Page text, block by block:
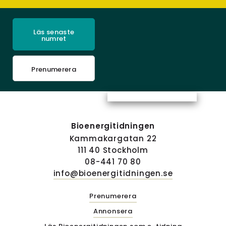
Läs senaste
numret
Prenumerera
Bioenergitidningen
Kammakargatan 22
111 40 Stockholm
08-441 70 80
info@bioenergitidningen.se
Prenumerera
Annonsera